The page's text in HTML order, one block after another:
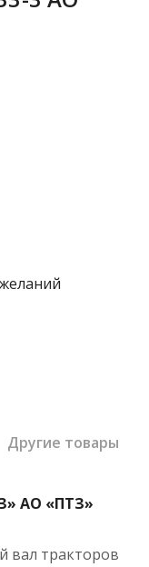
Другие товары
АО «ПТЗ»
вал тракторов